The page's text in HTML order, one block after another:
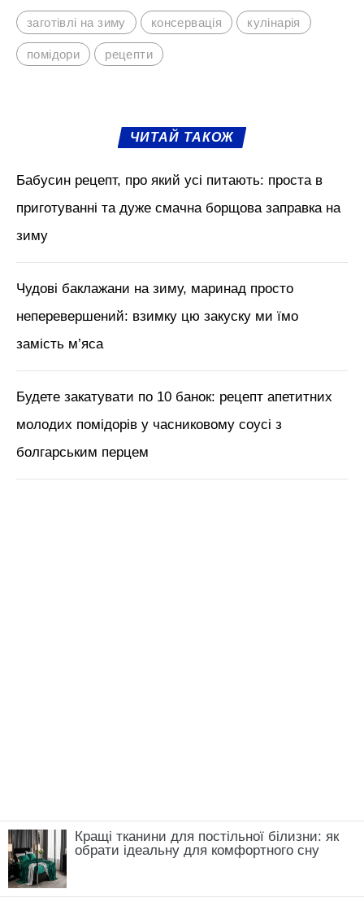
заготівлі на зиму консервація кулінарія
помідори рецепти
ЧИТАЙ ТАКОЖ
Бабусин рецепт, про який усі питають: проста в
приготуванні та дуже смачна борщова заправка на
зиму
Чудові баклажани на зиму, маринад просто
неперевершений: взимку цю закуску ми їмо
замість м’яса
Будете закатувати по 10 банок: рецепт апетитних
молодих помідорів у часниковому соусі з
болгарським перцем
Кращі тканини для постільної білизни: як
обрати ідеальну для комфортного сну